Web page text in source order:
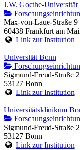
J.W. Goethe-
Max-von-Laue-Straße 9
60438 Frankfurt am
Link zur Institution
Universität Bonn
Sigmund-Freud-Straße
53127 Bonn
Link zur Institution
Universitätsklinikum
Sigmund-Freud-Straße
53127 Bonn
Link zur Institution